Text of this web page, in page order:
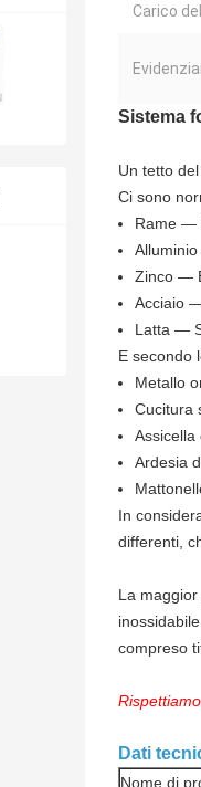
Carico
Sistema
Un tetto
Ci sono
Rame —
Zinco —
Acciaio
Latta —
E secondo
Metallo
Cucitura
Assicella
Ardesia
In
differenti,
La
compreso
Dati
Nome di